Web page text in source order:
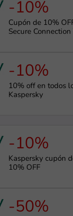
-10%
Cupón de 10%
Secure Connection
-10%
10% off en todos
Kaspersky
-10%
Kaspersky cupón
10% OFF
-50%